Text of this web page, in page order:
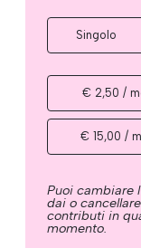
Singolo
€ 2,50 /
€ 15,00 /
Puoi cambiare
dai o
contributi in
momento.